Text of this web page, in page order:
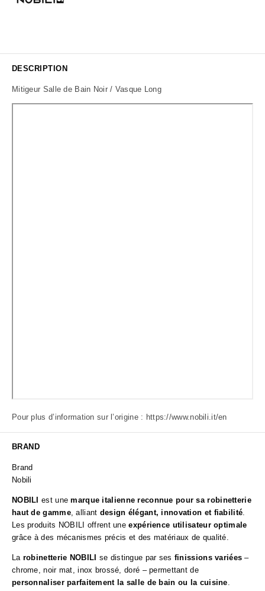
DESCRIPTION
Mitigeur Salle de Bain Noir / Vasque Long
Pour plus d’information sur l’origine : https://www.nobili.it/en
BRAND
Brand
Nobili
NOBILI est unemarque italienne reconnue pour sa robinetterie
haut de gamme, alliant design élégant, innovation et fiabilité.
Les produits NOBILI offrent uneexpérience utilisateur optimale
grâce à des mécanismes précis et des matériaux de qualité.
La robinetterie NOBILI se distingue par ses finissions variées –
chrome, noir mat, inox brossé, doré – permettant de
personnaliser parfaitement la salle de bain ou la cuisine.